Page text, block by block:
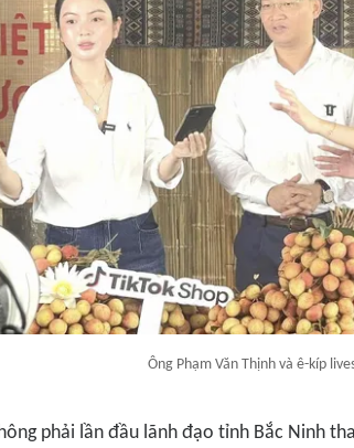
Ông Phạm Văn Thịnh và ê-kíp
phải lần đầu lãnh đạo tỉnh Bắc Ninh